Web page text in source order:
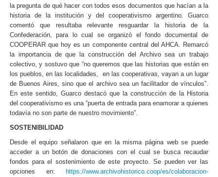
la pregunta de qué hacer con todos esos documentos que hacían a la
historia de la institución y del cooperativismo argentino. Guarco
comentó que resultaba relevante resguardar la historia de la
Confederación, para lo cual se organizó el fondo documental de
COOPERAR que hoy es un componente central del AHCA. Remarcó
la importancia de que la construcción del Archivo sea un trabajo
colectivo, y sostuvo que “no queremos que las historias que están en
los pueblos, en las localidades, en las cooperativas, vayan a un lugar
de Buenos Aires, sino que el archivo sea un facilitador de vínculos”.
En este sentido, Guarco destacó que la construcción de la Historia
del cooperativismo es una “puerta de entrada para enamorar a quienes
todavía no son parte de nuestro movimiento”.
SOSTENIBILIDAD
Desde el equipo señalaron que en la misma página web se puede
acceder a un botón de donaciones con el cual se busca recaudar
fondos para el sostenimiento de este proyecto. Se pueden ver las
opciones en:
https://www.archivohistorico.coop/es/colaboracion-